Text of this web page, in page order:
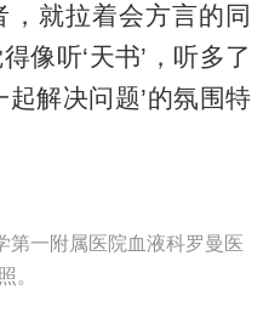
就拉着会方言的同
像听‘天书’，听多了
解决问题’的氛围特
第一附属医院血液科罗曼医
。